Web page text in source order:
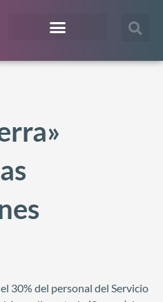
30% del personal del Servicio